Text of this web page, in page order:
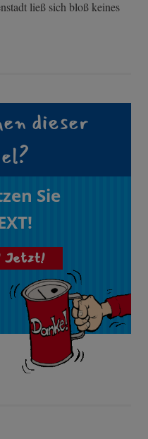
ließ sich bloß keines
dieser
Sie
Jetzt!